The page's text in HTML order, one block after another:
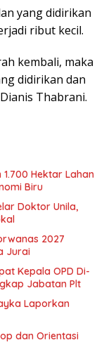
yang didirikan
ribut kecil.
kembali, maka
didirikan dan
Thabrani.
Hektar Lahan
Biru
Doktor Unila,
2027
Jurai
Kepala OPD Di-
Jabatan Plt
Laporkan
dan Orientasi